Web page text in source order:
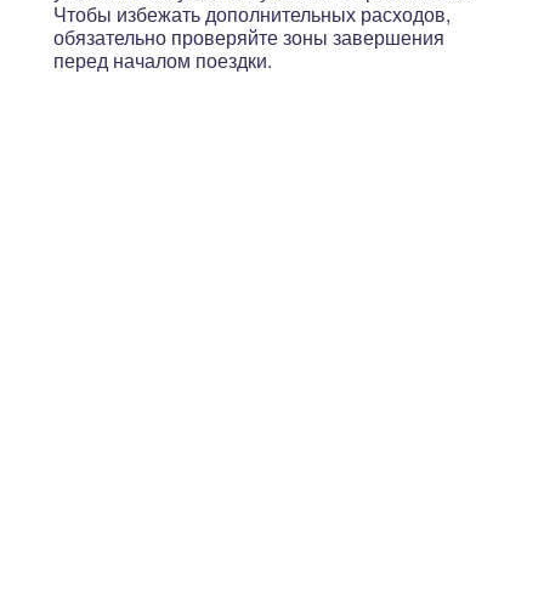
Чтобы избежать дополнительных расходов,
обязательно проверяйте зоны завершения
перед началом поездки.